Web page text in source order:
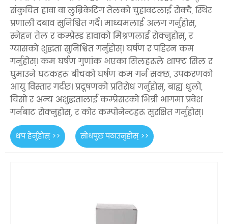
संकुचित हावा वा लुब्रिकेटिंग तेलको चुहावटलाई रोक्दै, स्थिर
प्रणाली दबाव सुनिश्चित गर्दै। माध्यमलाई अलग गर्नुहोस्,
स्नेहन तेल र कम्प्रेस्ड हावाको मिश्रणलाई रोक्नुहोस्, र
ग्यासको शुद्धता सुनिश्चित गर्नुहोस्। घर्षण र पहिरन कम
गर्नुहोस्। कम घर्षण गुणांक भएका सिलहरूले शाफ्ट सिल र
घुमाउने घटकहरू बीचको घर्षण कम गर्न सक्छ, उपकरणको
आयु विस्तार गर्दछ। प्रदूषणको प्रतिरोध गर्नुहोस्, बाह्य धुलो,
चिसो र अन्य अशुद्धतालाई कम्प्रेसरको भित्री भागमा प्रवेश
गर्नबाट रोक्नुहोस्, र कोर कम्पोनेन्टहरू सुरक्षित गर्नुहोस्।
थप हेर्नुहोस् >> सोधपुछ पठाउनुहोस् >>